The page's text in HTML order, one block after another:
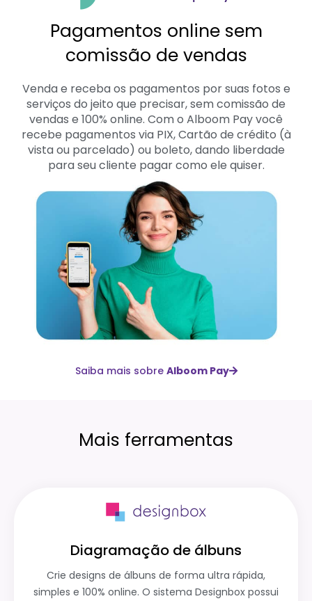
Pagamentos online sem
comissão de vendas
Venda e receba os pagamentos por suas fotos e
serviços do jeito que precisar, sem comissão de
vendas e 100% online. Com o Alboom Pay você
recebe pagamentos via PIX, Cartão de crédito (à
vista ou parcelado) ou boleto, dando liberdade
para seu cliente pagar como ele quiser.
Saiba mais sobre Alboom Pay
Mais ferramentas
Diagramação de álbuns
Crie designs de álbuns de forma ultra rápida,
simples e 100% online. O sistema Designbox possui